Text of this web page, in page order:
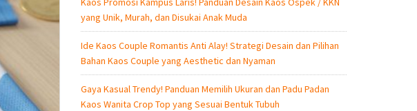
yang Unik, Murah, dan Disukai Anak Muda
Ide Kaos Couple Romantis Anti Alay! Strategi Desain dan Pilihan
Bahan Kaos Couple yang Aesthetic dan Nyaman
Gaya Kasual Trendy! Panduan Memilih Ukuran dan Padu Padan
Kaos Wanita Crop Top yang Sesuai Bentuk Tubuh